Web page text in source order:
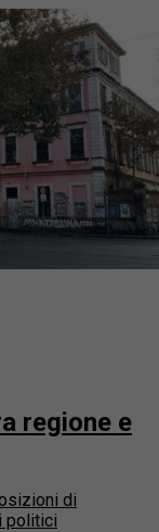
regione e
di
politici